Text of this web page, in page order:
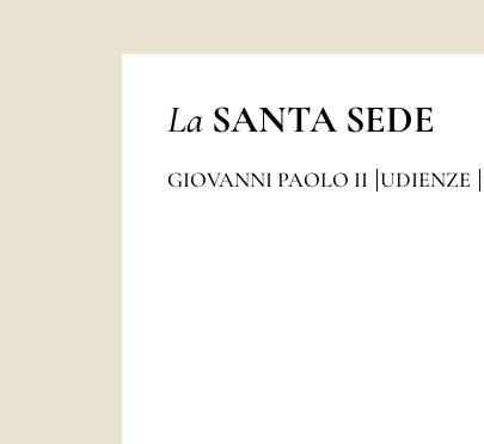
La SANTA SEDE
GIOVANNI PAOLO II UDIENZE